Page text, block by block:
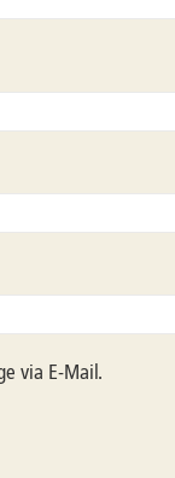
via E-Mail.